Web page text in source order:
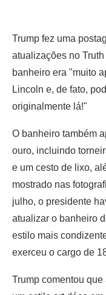
Trump fez uma
atualizações no
banheiro era "muito
Lincoln e, de fato,
originalmente lá!"
O banheiro também
ouro, incluindo
e um cesto de lixo,
mostrado nas
julho, o presidente
atualizar o banheiro
estilo mais
exerceu o cargo de
Trump comentou